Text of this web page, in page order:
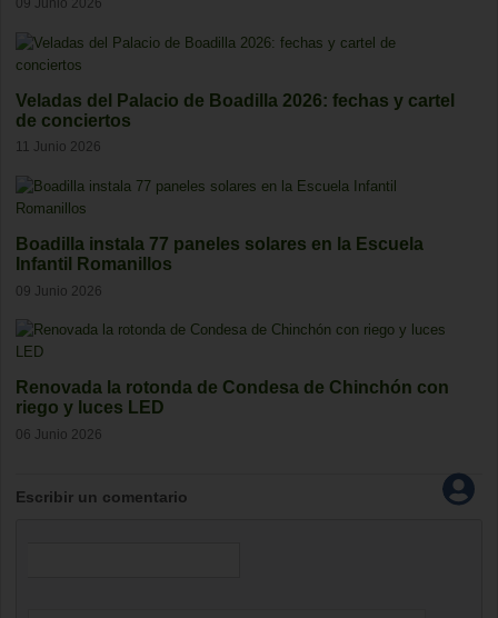
Veladas del Palacio de Boadilla 2026: fechas y cartel
de conciertos
11 Junio 2026
Boadilla instala 77 paneles solares en la Escuela
Infantil Romanillos
09 Junio 2026
Renovada la rotonda de Condesa de Chinchón con
riego y luces LED
06 Junio 2026
Escribir un comentario